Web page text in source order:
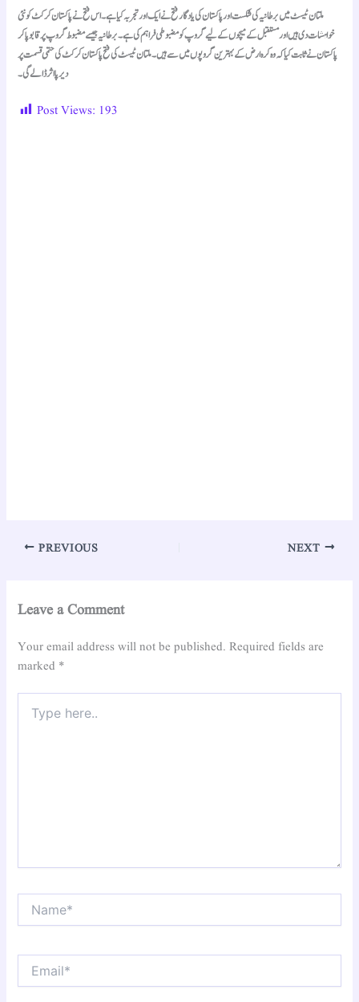
ملتان ٹیسٹ میں برطانیہ کی شکست اور پاکستان کی یادگار فتح نے ایک اور تجربہ کیا ہے۔ اس فتح نے پاکستان کرکٹ کو نئی
خواہشات دی ہیں اور مستقبل کے میچوں کے لیے گروپ کو مضبوطی فراہم کی ہے۔ برطانیہ جیسے مضبوط گروپ پر قابو پا کر
پاکستان نے ثابت کیا کہ وہ کرہ ارض کے بہترین گروپوں میں سے ہیں۔ ملتان ٹیسٹ کی فتح پاکستان کرکٹ کی حتمی قسمت پر
دیرپا اثر ڈالے گی۔
Post Views: 193
PREVIOUS NEXT
Leave a Comment
Your email address will not be published. Required fields are
marked *
here..
Name*